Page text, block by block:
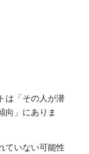
は「その人が潜
向」にありま
ていない可能性